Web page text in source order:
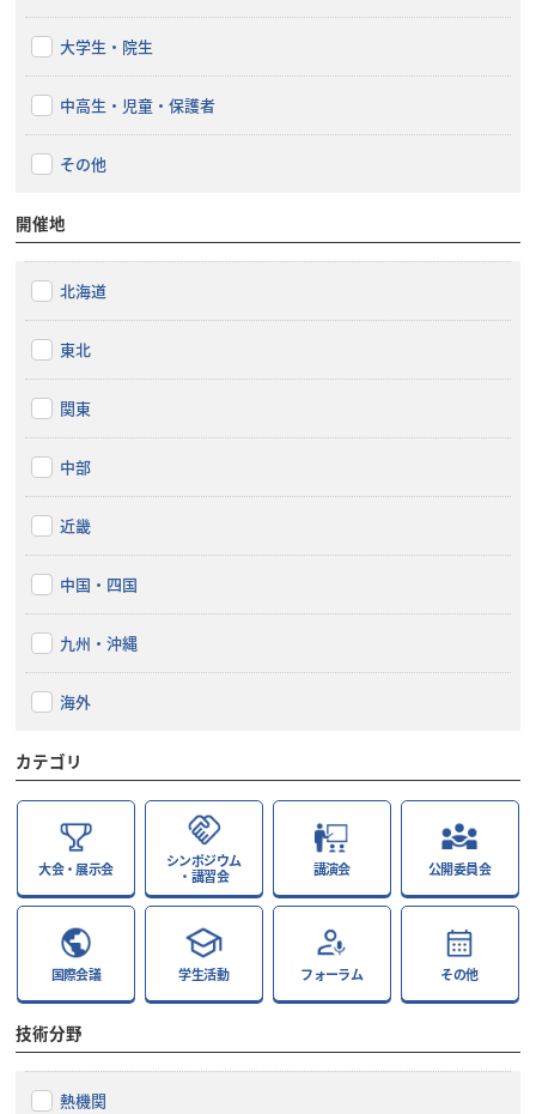
大学生・院生
中高生・児童・保護者
その他
開催地
北海道
東北
関東
中部
近畿
中国・四国
九州・沖縄
海外
カテゴリ
大会・展示会
シンポジウム
・講習会
講演会 公開委員会
国際会議 学生活動 フォーラム その他
技術分野
熱機関